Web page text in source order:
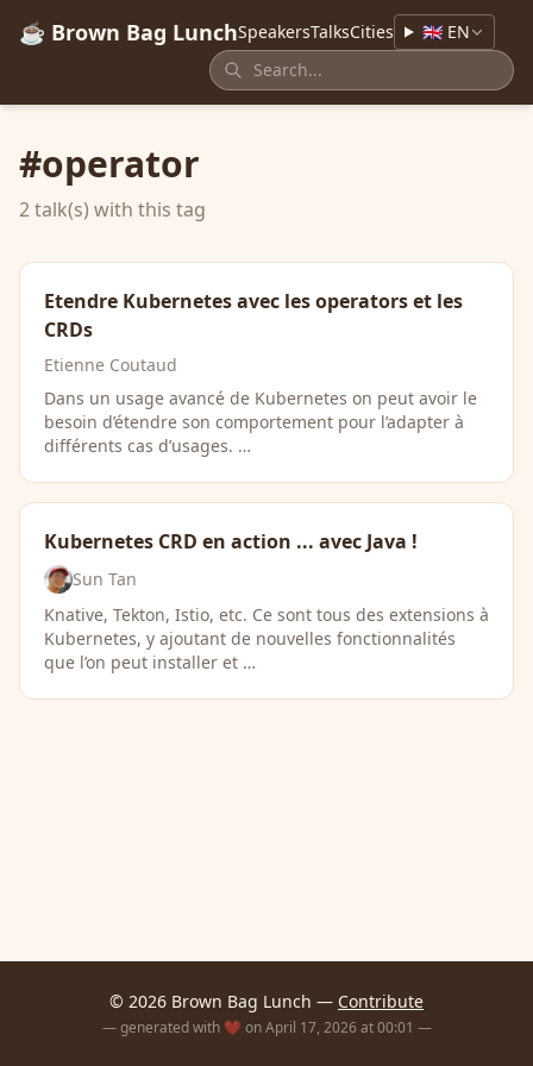
☕ Brown Bag LunchSpeakersTalksCities 🇬🇧 EN
#operator
2 talk(s) with this tag
Etendre Kubernetes avec les operators et les
CRDs
Etienne Coutaud
Dans un usage avancé de Kubernetes on peut avoir le
besoin d’étendre son comportement pour l’adapter à
différents cas d’usages. …
Kubernetes CRD en action ... avec Java !
Sun Tan
Knative, Tekton, Istio, etc. Ce sont tous des extensions à
Kubernetes, y ajoutant de nouvelles fonctionnalités
que l’on peut installer et …
© 2026 Brown Bag Lunch — Contribute
— generated with ❤️ on April 17, 2026 at 00:01 —